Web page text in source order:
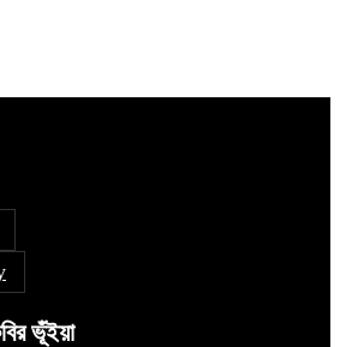
ভূঁইয়া